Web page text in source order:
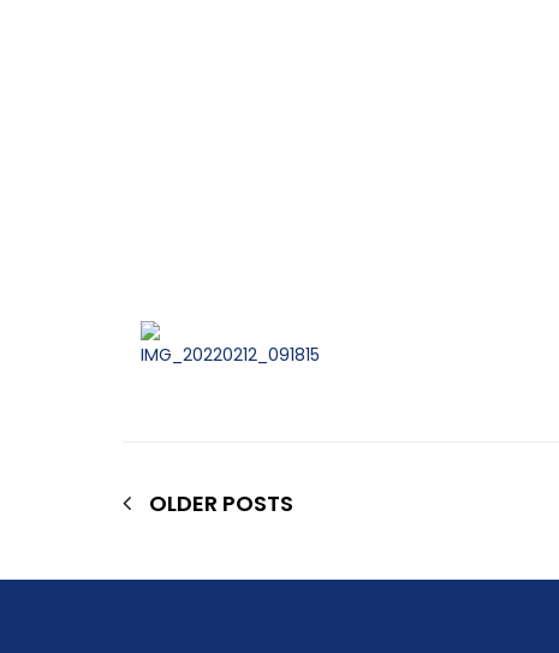
OLDER POSTS